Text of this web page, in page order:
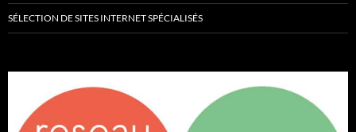
SÉLECTION DE SITES INTERNET SPÉCIALISÉS